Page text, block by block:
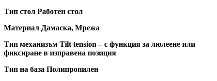
Тип стол Работен стол
Материал Дамаска, Мрежа
Тип механизъм Tilt tension – с функция за люлеене или
фиксиране в изправена позиция
Тип на база Полипропилен